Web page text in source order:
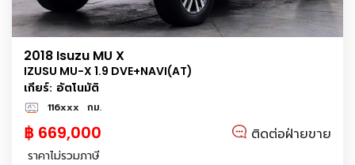
2018 Isuzu MU X
IZUSU MU-X 1.9 DVE+NAVI(AT)
เกียร์: อัตโนมัติ
116xxx กม.
฿ 669,000 ติดต่อฝ่ายขาย
ราคาไม่รวมภาษี